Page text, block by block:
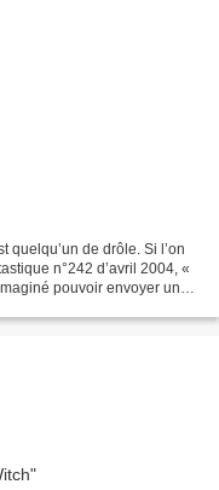
quelqu’un de drôle. Si l’on
n°242 d’avril 2004, «
pouvoir envoyer un